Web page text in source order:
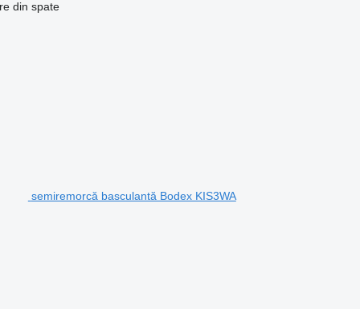
din spate
semiremorcă basculantă Bodex KIS3WA